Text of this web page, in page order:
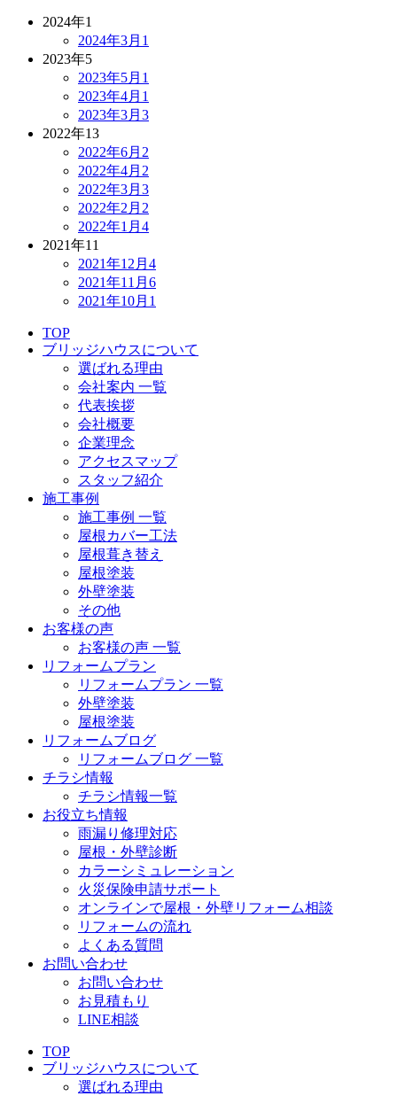
2024年1
2024年3月 1
2023年5
2023年5月 1
2023年4月 1
2023年3月 3
2022年13
2022年6月 2
2022年4月 2
2022年3月 3
2022年2月 2
2022年1月 4
2021年11
2021年12月 4
2021年11月 6
2021年10月 1
TOP
ブリッジハウスについて
選ばれる理由
会社案内 一覧
代表挨拶
会社概要
企業理念
アクセスマップ
スタッフ紹介
施工事例
施工事例 一覧
屋根カバー工法
屋根葺き替え
屋根塗装
外壁塗装
その他
お客様の声
お客様の声 一覧
リフォームプラン
リフォームプラン 一覧
外壁塗装
屋根塗装
リフォームブログ
リフォームブログ 一覧
チラシ情報
チラシ情報一覧
お役立ち情報
雨漏り修理対応
屋根・外壁診断
カラーシミュレーション
火災保険申請サポート
オンラインで屋根・外壁リフォーム相談
リフォームの流れ
よくある質問
お問い合わせ
お問い合わせ
お見積もり
LINE相談
TOP
ブリッジハウスについて
選ばれる理由